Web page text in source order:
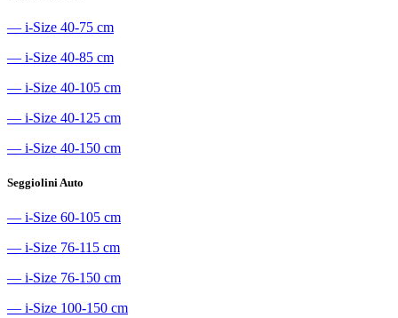
― i-Size 40-75 cm
― i-Size 40-85 cm
― i-Size 40-105 cm
― i-Size 40-125 cm
― i-Size 40-150 cm
Seggiolini Auto
― i-Size 60-105 cm
― i-Size 76-115 cm
― i-Size 76-150 cm
― i-Size 100-150 cm